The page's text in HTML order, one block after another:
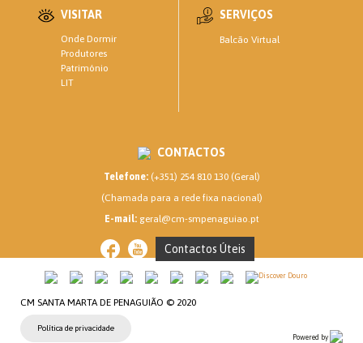
VISITAR
Onde Dormir
Produtores
Património
LIT
SERVIÇOS
Balcão Virtual
CONTACTOS
Telefone:(+351) 254 810 130 (Geral)
(Chamada para a rede fixa nacional)
E-mail:geral@cm-smpenaguiao.pt
Contactos Úteis
CM SANTA MARTA DE PENAGUIÃO © 2020
Política de privacidade
Powered by